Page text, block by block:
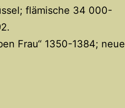
flämische 34 000-
Frau“ 1350-1384; neue